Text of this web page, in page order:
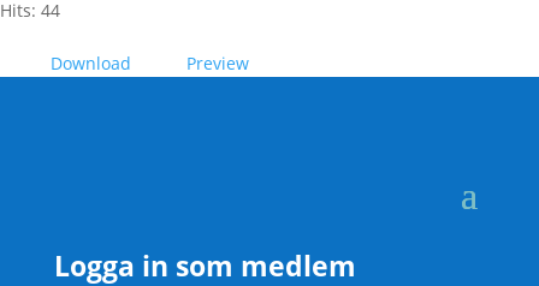
Hits: 44
Download Preview
Logga in som medlem